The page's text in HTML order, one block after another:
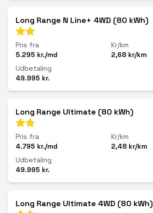
Long Range N Line+ 4WD (80 kWh)
Pris fra
5.295 kr./md
Kr/km
2,68 kr/km
Udbetaling
49.995 kr.
Long Range Ultimate (80 kWh)
Pris fra
4.795 kr./md
Kr/km
2,48 kr/km
Udbetaling
49.995 kr.
Long Range Ultimate 4WD (80 kWh)